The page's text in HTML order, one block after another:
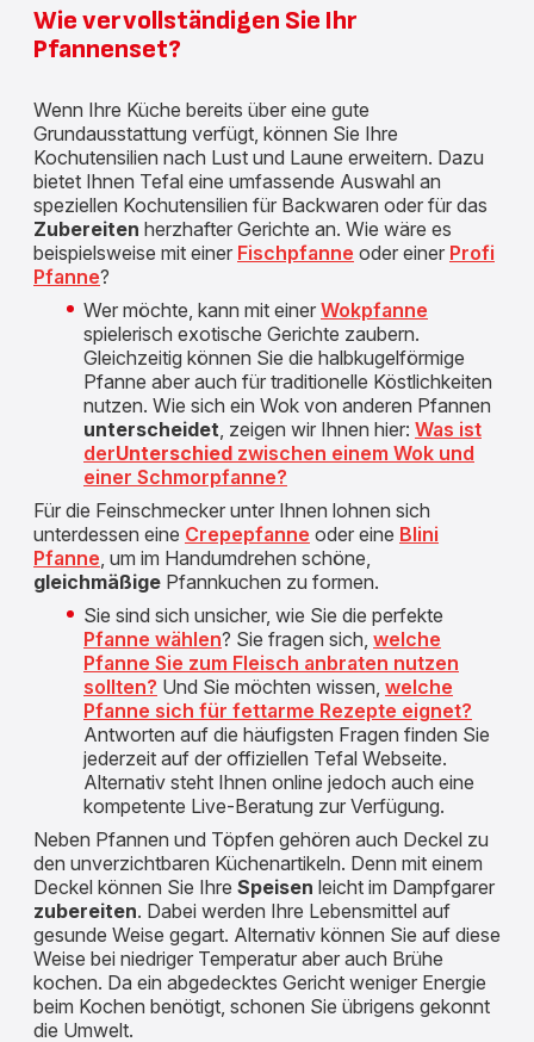
Wie vervollständigen Sie Ihr
Pfannenset?
Wenn Ihre Küche bereits über eine gute
Grundausstattung verfügt, können Sie Ihre
Kochutensilien nach Lust und Laune erweitern. Dazu
bietet Ihnen Tefal eine umfassende Auswahl an
speziellen Kochutensilien für Backwaren oder für das
Zubereiten herzhafter Gerichte an. Wie wäre es
beispielsweise mit einer Fischpfanne oder einer Profi
Pfanne?
Wer möchte, kann mit einer Wokpfanne
spielerisch exotische Gerichte zaubern.
Gleichzeitig können Sie die halbkugelförmige
Pfanne aber auch für traditionelle Köstlichkeiten
nutzen. Wie sich ein Wok von anderen Pfannen
unterscheidet , zeigen wir Ihnen hier: Was ist
derUnterschied zwischen einem Wok und
einer Schmorpfanne?
Für die Feinschmecker unter Ihnen lohnen sich
unterdessen eine Crepepfanne oder eine Blini
Pfanne , um im Handumdrehen schöne,
gleichmäßige Pfannkuchen zu formen.
Sie sind sich unsicher, wie Sie die perfekte
Pfanne wählen? Sie fragen sich, welche
Pfanne Sie zum Fleisch anbraten nutzen
sollten? Und Sie möchten wissen, welche
Pfanne sich für fettarme Rezepte eignet?
Antworten auf die häufigsten Fragen finden Sie
jederzeit auf der offiziellen Tefal Webseite.
Alternativ steht Ihnen online jedoch auch eine
kompetente Live-Beratung zur Verfügung.
Neben Pfannen und Töpfen gehören auch Deckel zu
den unverzichtbaren Küchenartikeln. Denn mit einem
Deckel können Sie Ihre Speisen leicht im Dampfgarer
zubereiten. Dabei werden Ihre Lebensmittel auf
gesunde Weise gegart. Alternativ können Sie auf diese
Weise bei niedriger Temperatur aber auch Brühe
kochen. Da ein abgedecktes Gericht weniger Energie
beim Kochen benötigt, schonen Sie übrigens gekonnt
die Umwelt.